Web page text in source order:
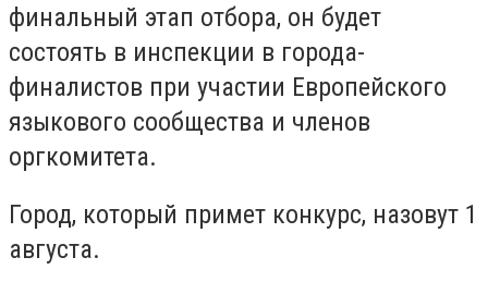
финальный этап отбора, он будет
состоять в инспекции в города-
финалистов при участии Европейского
языкового сообщества и членов
оргкомитета.
Город, который примет конкурс, назовут 1
августа.